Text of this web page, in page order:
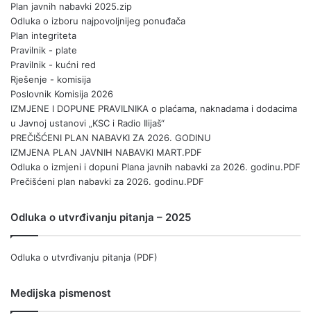
Plan javnih nabavki 2025.zip
Odluka o izboru najpovoljnijeg ponuđača
Plan integriteta
Pravilnik - plate
Pravilnik - kućni red
Rješenje - komisija
Poslovnik Komisija 2026
IZMJENE I DOPUNE PRAVILNIKA o plaćama, naknadama i dodacima
u Javnoj ustanovi „KSC i Radio Ilijaš“
PREČIŠĆENI PLAN NABAVKI ZA 2026. GODINU
IZMJENA PLAN JAVNIH NABAVKI MART.PDF
Odluka o izmjeni i dopuni Plana javnih nabavki za 2026. godinu.PDF
Prečišćeni plan nabavki za 2026. godinu.PDF
Odluka o utvrđivanju pitanja – 2025
Odluka o utvrđivanju pitanja (PDF)
Medijska pismenost